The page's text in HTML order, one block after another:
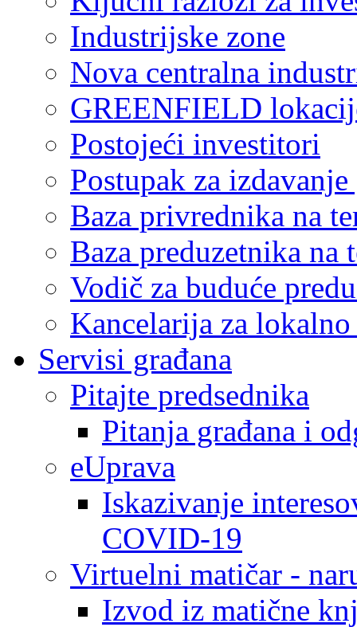
Industrijske zone
Nova centralna
GREENFIELD
Postojeći investitori
Postupak za
Baza privrednika na
Baza preduzetnika
Vodič za buduće
Kancelarija za
Servisi građana
Pitajte predsednika
Pitanja građana i
eUprava
Iskazivanje
COVID-19
Virtuelni matičar -
Izvod iz matične